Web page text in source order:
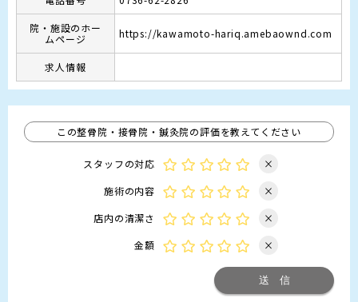
院・施設のホー
ムページ
https://kawamoto-hariq.amebaownd.com
求人情報
この整骨院・接骨院・鍼灸院の評価を教えてください
スタッフの対応
×
施術の内容
×
店内の清潔さ
×
金額
×